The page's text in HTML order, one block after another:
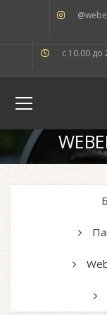
с 10.00 до